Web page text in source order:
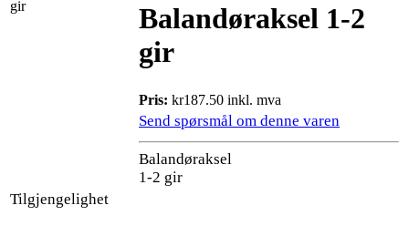
Balandøraksel 1-2
gir
Pris: kr187.50 inkl. mva
Send spørsmål om denne varen
Balandøraksel
1-2 gir
Tilgjengelighet